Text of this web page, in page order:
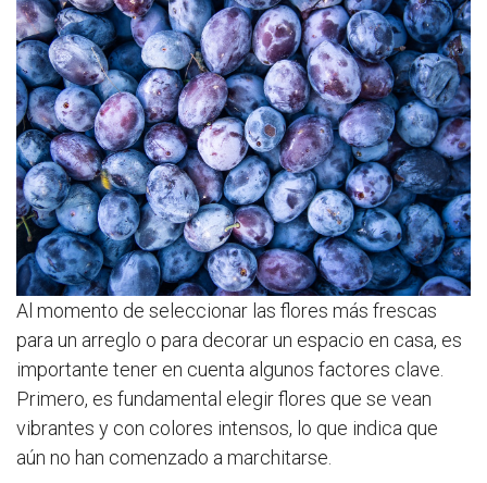
Al momento de seleccionar las flores más frescas
para un arreglo o para decorar un espacio en casa, es
importante tener en cuenta algunos factores clave.
Primero, es fundamental elegir flores que se vean
vibrantes y con colores intensos, lo que indica que
aún no han comenzado a marchitarse.